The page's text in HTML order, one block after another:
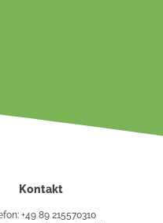
Kontakt
+49 89 215570310